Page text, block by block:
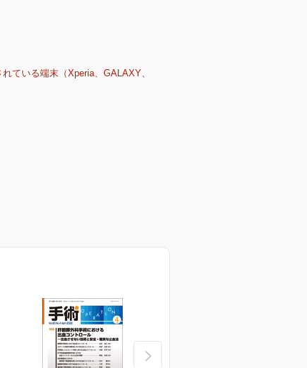
ている端末（Xperia、GALAXY、